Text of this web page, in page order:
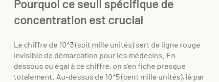
Pourquoi ce seuil spécifique de
concentration est crucial
Le chiffre de 10^3 (soit mille unités) sert de ligne rouge
invisible de démarcation pour les médecins. En
dessous ou égal à ce chiffre, on s’en fiche presque
totalement. Au-dessus de 10^5 (cent mille unités), là par